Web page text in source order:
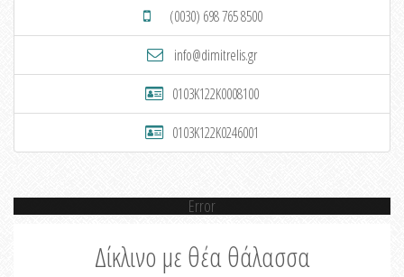
(0030) 698 765 8500
info@dimitrelis.gr
0103K122K0008100
0103K122K0246001
Error
Δίκλινο με θέα θάλασσα